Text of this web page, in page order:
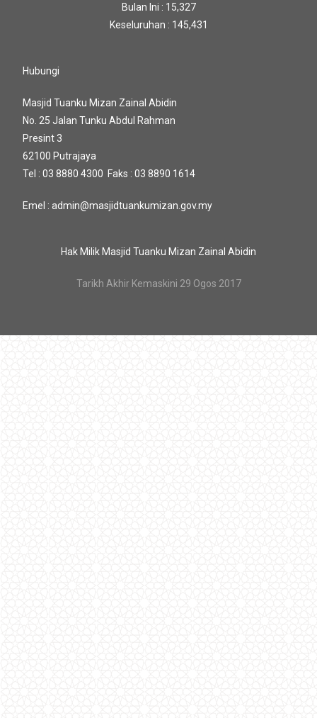
Bulan Ini : 15,327
Keseluruhan : 145,431
Hubungi
Masjid Tuanku Mizan Zainal Abidin
No. 25 Jalan Tunku Abdul Rahman
Presint 3
62100 Putrajaya
Tel : 03 8880 4300 Faks : 03 8890 1614
Emel : admin@masjidtuankumizan.gov.my
Hak Milik Masjid Tuanku Mizan Zainal Abidin
Tarikh Akhir Kemaskini 29 Ogos 2017